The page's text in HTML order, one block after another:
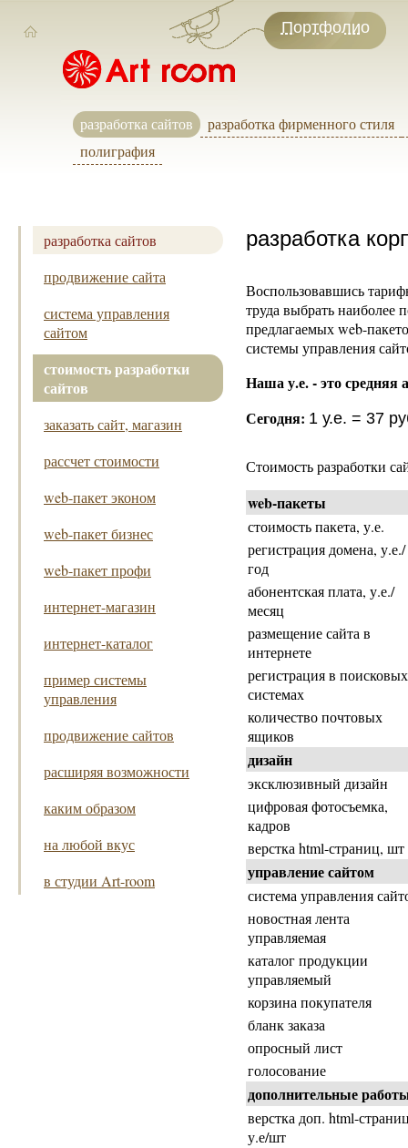
Портфолио
разработка сайтов
разработка фирменного стиля
полиграфия
разработка сайтов
продвижение сайта
система управления
сайтом
стоимость разработки
сайтов
заказать сайт, магазин
рассчет стоимости
web-пакет эконом
web-пакет бизнес
web-пакет профи
интернет-магазин
интернет-каталог
пример системы
управления
продвижение сайтов
расширяя возможности
каким образом
на любой вкус
в студии Art-room
разработка
Воспользовавшись
труда выбрать
предлагаемых web-
системы управления
Наша у.е. - это средняя
Сегодня: 1 у.е. = 37
Стоимость разработки
web-пакеты
стоимость пакета, у.е.
регистрация домена, у.е./
год
абонентская плата, у.е./
месяц
размещение сайта в
интернете
регистрация в поисковых
системах
количество почтовых
ящиков
дизайн
эксклюзивный дизайн
цифровая фотосъемка,
кадров
верстка html-страниц, шт
управление сайтом
система управления
новостная лента
управляемая
каталог продукции
управляемый
корзина покупателя
бланк заказа
опросный лист
голосование
дополнительные
верстка доп. html-
у.е/шт